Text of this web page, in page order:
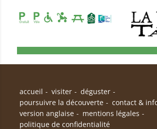
accueil visiter
déguster
poursuivre la découverte
contact &
version anglaise
mentions légales
politique de confidentialité